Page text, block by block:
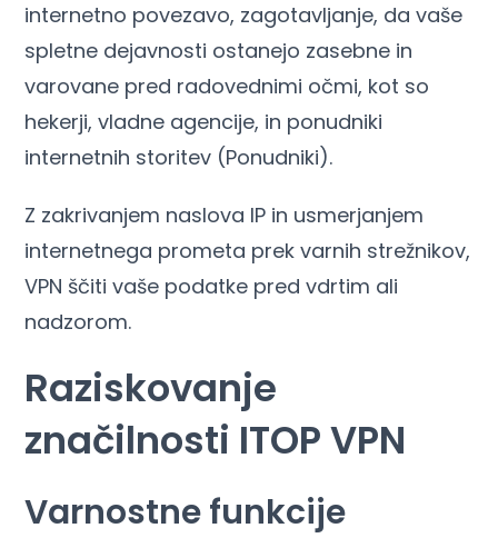
internetno povezavo, zagotavljanje, da vaše
spletne dejavnosti ostanejo zasebne in
varovane pred radovednimi očmi, kot so
hekerji, vladne agencije, in ponudniki
internetnih storitev (Ponudniki).
Z zakrivanjem naslova IP in usmerjanjem
internetnega prometa prek varnih strežnikov,
VPN ščiti vaše podatke pred vdrtim ali
nadzorom.
Raziskovanje
značilnosti ITOP VPN
Varnostne funkcije